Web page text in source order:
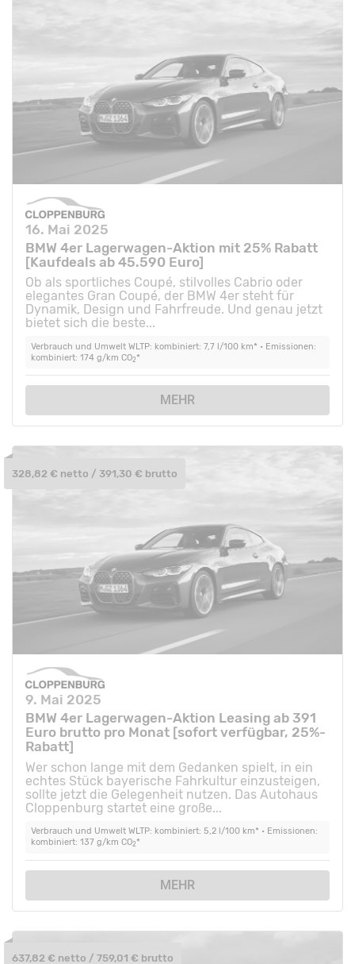
16. Mai 2025
BMW 4er Lagerwagen-Aktion mit 25% Rabatt
[Kaufdeals ab 45.590 Euro]
Ob als sportliches Coupé, stilvolles Cabrio oder
elegantes Gran Coupé, der BMW 4er steht für
Dynamik, Design und Fahrfreude. Und genau jetzt
bietet sich die beste...
Verbrauch und Umwelt WLTP: kombiniert: 7,7 l/100 km* • Emissionen:
kombiniert: 174 g/km CO2*
MEHR
9. Mai 2025
BMW 4er Lagerwagen-Aktion Leasing ab 391
Euro brutto pro Monat [sofort verfügbar, 25%-
Rabatt]
Wer schon lange mit dem Gedanken spielt, in ein
echtes Stück bayerische Fahrkultur einzusteigen,
sollte jetzt die Gelegenheit nutzen. Das Autohaus
Cloppenburg startet eine große...
Verbrauch und Umwelt WLTP: kombiniert: 5,2 l/100 km* • Emissionen:
kombiniert: 137 g/km CO2*
MEHR
328,82 € netto / 391,30 € brutto
637,82 € netto / 759,01 € brutto